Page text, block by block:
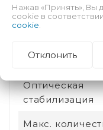
Количество
процессора
основных
Оптическая
стабилизация
Макс.
Нажав «Принять», Вы
cookie в
cookie
Отклонить